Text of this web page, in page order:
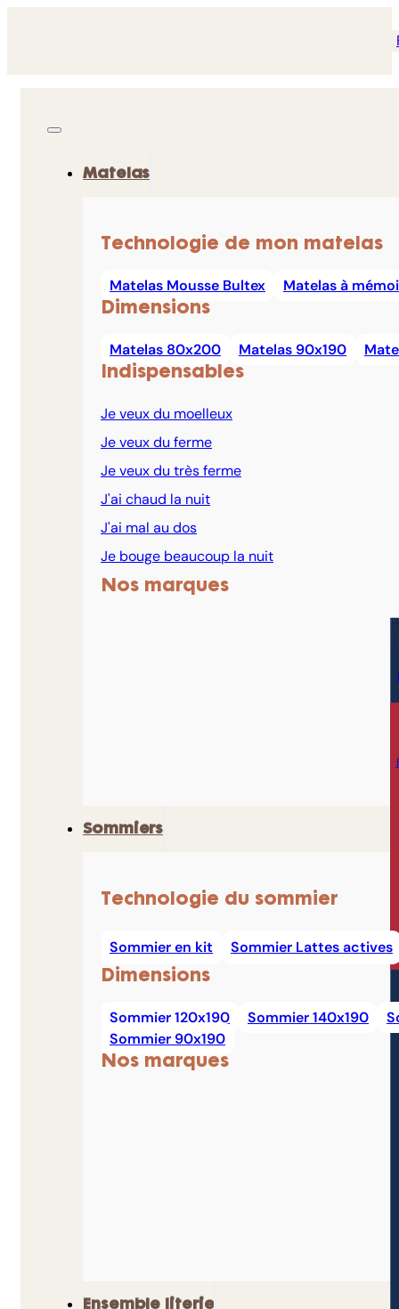
Matelas
Technologie de mon matelas
Matelas Mousse Bultex Matelas à
Dimensions
Matelas 80x200 Matelas 90x190
Indispensables
Je veux du moelleux
Je veux du ferme
Je veux du très ferme
J'ai chaud la nuit
J'ai mal au dos
Je bouge beaucoup la nuit
Nos marques
Sommiers
Technologie du sommier
Sommier en kit Sommier Lattes actives
Dimensions
Sommier 120x190 Sommier 140x190
Sommier 90x190
Nos marques
Ensemble literie